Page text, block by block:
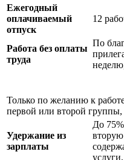
Ежегодный
оплачиваемый
отпуск
12
Работа без оплаты
труда
По
Только по желанию к
первой или второй
Удержание из
зарплаты
До
вторую